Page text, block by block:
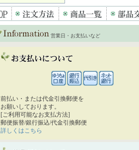
営業日・お支払いなど
前払い・または代金引換郵便を
お願いしております。
[ご利用可能なお支払方法]
郵便振替/銀行振込/代金引換郵便
詳しくはこちら